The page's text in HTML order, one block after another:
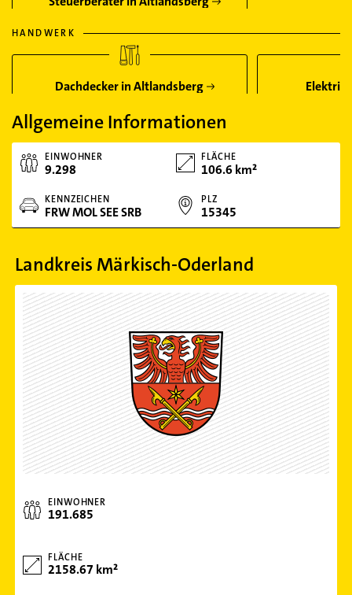
HANDWERK
Dachdecker in Altlandsberg
Allgemeine Informationen
EINWOHNER
9.298
FLÄCHE
106.6 km²
KENNZEICHEN
FRW MOL SEE SRB
PLZ
15345
Landkreis Märkisch-Oderland
EINWOHNER
191.685
FLÄCHE
2158.67 km²